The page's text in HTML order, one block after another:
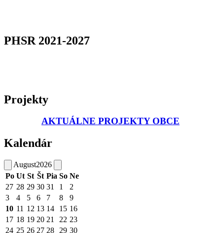
PHSR 2021-2027
Projekty
AKTUÁLNE PROJEKTY OBCE
Kalendár
August2026
Po Ut St Št Pia So Ne
27 28 29 30 31 1
2
3
4 5 6 7 8
9
10 11 12 13 14 15 16
17 18 19 20 21 22 23
24 25 26 27 28 29 30